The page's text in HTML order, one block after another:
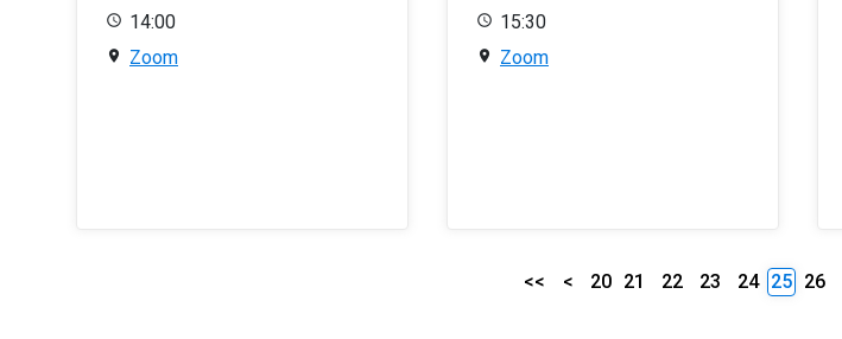
14:00
Zoom
15:30
Zoom
<< < 20 21 22 23 24 25 26